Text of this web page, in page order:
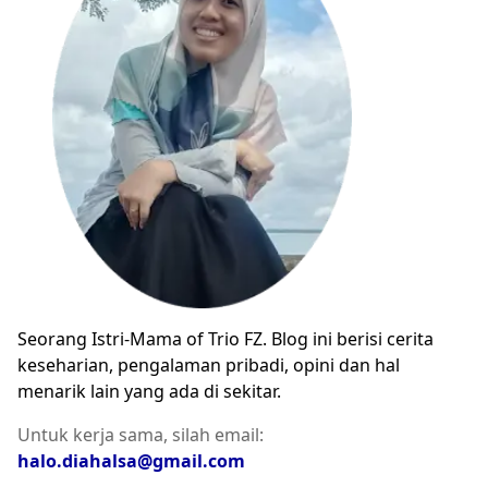
Seorang Istri-Mama of Trio FZ. Blog ini berisi cerita
keseharian, pengalaman pribadi, opini dan hal
menarik lain yang ada di sekitar.
Untuk kerja sama, silah email:
halo.diahalsa@gmail.com